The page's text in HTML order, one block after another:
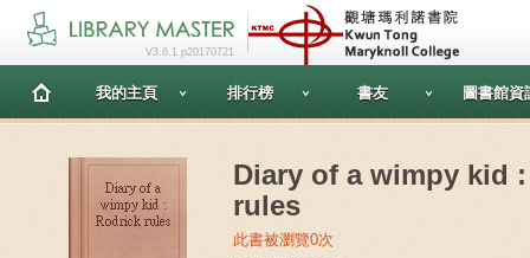
V3.6.1 p20170721
我的主頁 排行榜 書友 圖書館資
Diary of a wimpy kid
rules
此書被瀏覽0次